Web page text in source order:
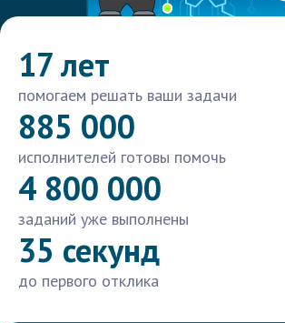
17 лет
помогаем решать ваши задачи
885 000
исполнителей готовы помочь
4 800 000
заданий уже выполнены
35 секунд
до первого отклика